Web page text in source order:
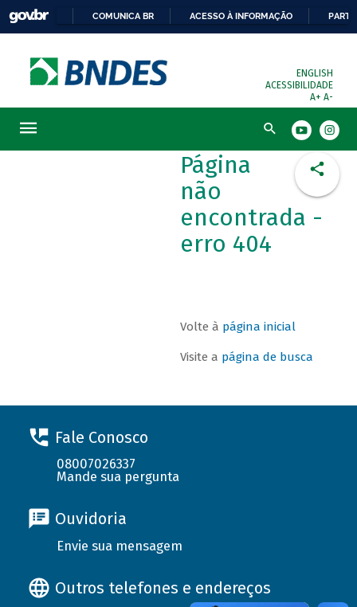
COMUNICA BR ACESSO À INFORMAÇÃO
ENGLISH
ACESSIBILIDADE
A+ A-
Busca
Página
não
encontrada -
erro 404
Volte à página inicial
Visite a página de busca
Fale Conosco
08007026337
Mande sua pergunta
Ouvidoria
Envie sua mensagem
Outros telefones e endereços